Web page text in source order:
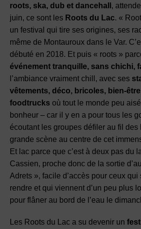
roots, ska, dub et dancehall ,
juin, ce sont les Roots du Lac. «
un festival qui tire ses origines, ses
même de Montauroux dans le Var.
débuté en 2018. Et puis « roots »
événement tranquille, sans chichi,
l’ambiance vraiment chill, avec ses
vêtements, déco, bricoles, bien-
foodtrucks où tout le monde peu
bonheur – car il y en a pour tous les
écoutant les groupes défiler au fil des
grande scène au centre de cet
Et lac parce que c’est à deux pas du
Cassien, proche donc de la sortie
Adrets », facile d’accès pour ceux qui
rendre et qui viennent d’un peu plus
pour flâner au bord de l’eau le
Les Roots du Lac a su devenir un